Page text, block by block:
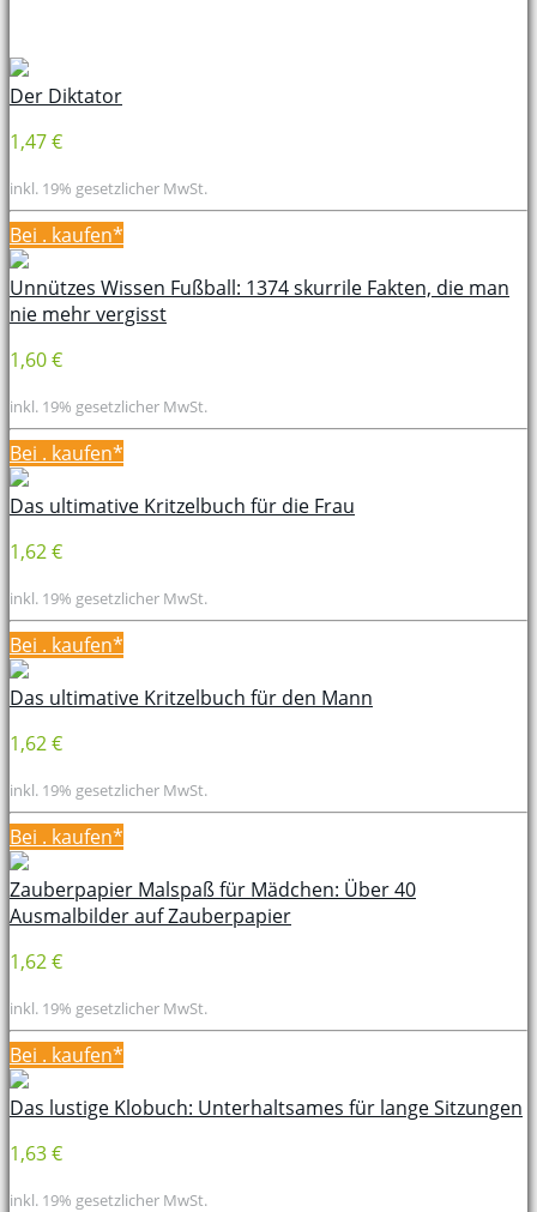
Der Diktator
1,47 €
inkl. 19% gesetzlicher MwSt.
Bei . kaufen*
Unnützes Wissen Fußball: 1374 skurrile Fakten, die man
nie mehr vergisst
1,60 €
inkl. 19% gesetzlicher MwSt.
Bei . kaufen*
Das ultimative Kritzelbuch für die Frau
1,62 €
inkl. 19% gesetzlicher MwSt.
Bei . kaufen*
Das ultimative Kritzelbuch für den Mann
1,62 €
inkl. 19% gesetzlicher MwSt.
Bei . kaufen*
Zauberpapier Malspaß für Mädchen: Über 40
Ausmalbilder auf Zauberpapier
1,62 €
inkl. 19% gesetzlicher MwSt.
Bei . kaufen*
Das lustige Klobuch: Unterhaltsames für lange Sitzungen
1,63 €
inkl. 19% gesetzlicher MwSt.